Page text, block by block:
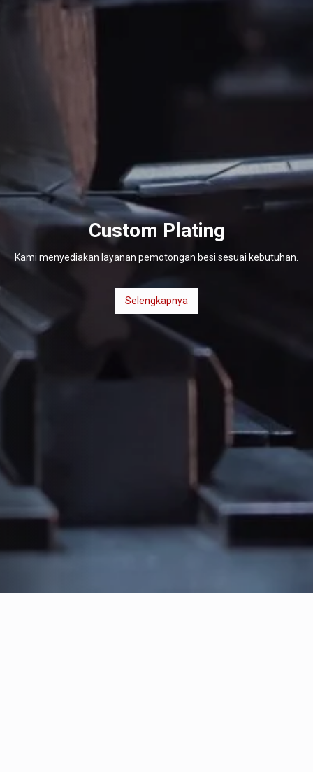
Custom Plating
Kami menyediakan layanan pemotongan besi sesuai kebutuhan.
Selengkapnya